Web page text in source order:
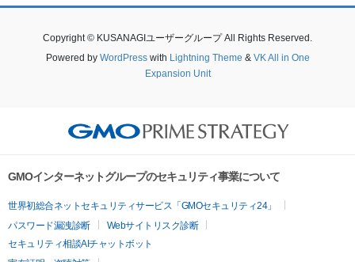
Copyright © KUSANAGIユーザーグループ All Rights Reserved.
Powered by WordPresswith Lightning Theme & VK All in One
Expansion Unit
GMOインターネットグループのセキュリティ事業について
世界初総合ネットセキュリティサービス「GMOセキュリティ24」
パスワード漏洩診断
Webサイトリスク診断
セキュリティ相談AIチャットボット